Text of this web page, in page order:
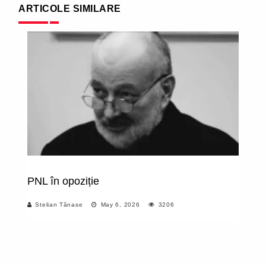
ARTICOLE SIMILARE
PNL în opoziție
Stelian Tănase May 6, 2026 3206